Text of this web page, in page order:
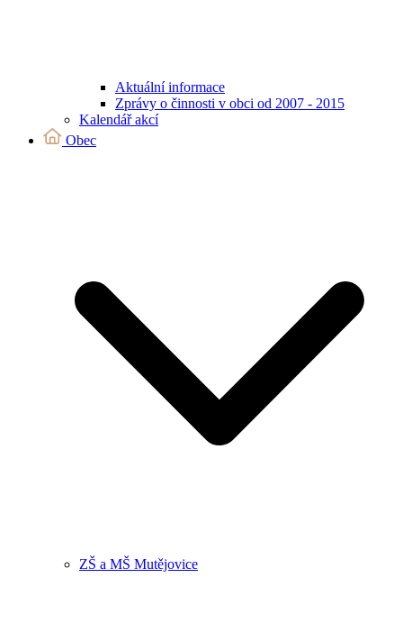
Aktuální informace
Zprávy o činnosti v obci od 2007 - 2015
Kalendář akcí
Obec
ZŠ a MŠ Mutějovice